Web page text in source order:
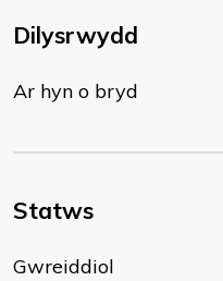
Dilysrwydd
Ar hyn o bryd
Statws
Gwreiddiol